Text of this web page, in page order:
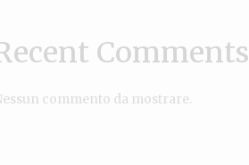
Comments
commento da mostrare.